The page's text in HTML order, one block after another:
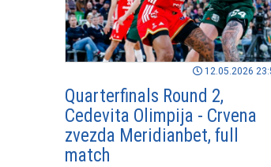
12.05.2026
Quarterfinals Round 2,
Cedevita Olimpija - Crvena
zvezda Meridianbet, full
match